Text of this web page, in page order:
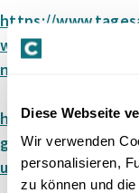
Diese Webseite
Wir verwenden
personalisieren,
zu können und
https://
winterthur-
neuen-
https://
und-architekten-